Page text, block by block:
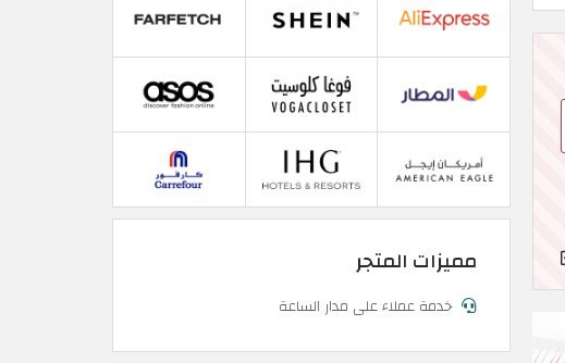
مميزات المتجر
خدمة عملاء على مدار الساعة